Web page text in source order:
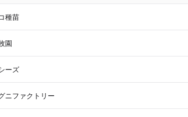
種苗
園
ーズ
ニファクトリー